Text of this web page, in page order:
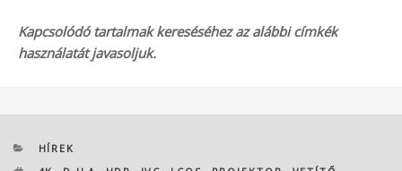
Kapcsolódó tartalmak kereséséhez az alábbi címkék
használatát javasoljuk.
KATEGÓRIÁK
HÍREK